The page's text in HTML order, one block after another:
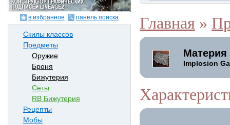
в избранное панель поиска
Скилы классов
Предметы
Оружие
Броня
Бижутерия
Сеты
RB Бижутерия
Рецепты
Мобы
Главная »
Материя
Implosion